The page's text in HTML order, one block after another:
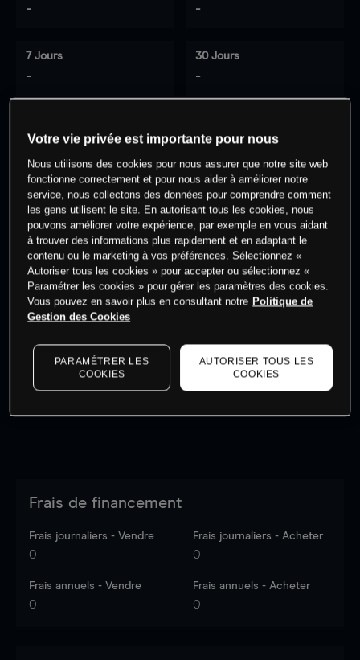
- -
7 Jours
-
30 Jours
-
0% des clients ont une position à
cet actif
Commencez à trader
Les prix sont indicatifs.
dernières données du marché.Log into see latest
market data
Frais de financement
Frais journaliers - Vendre
0
Frais journaliers - Acheter
0
Frais annuels - Vendre
0
Frais annuels - Acheter
0
Votre vie privée est importante pour nous
Nous utilisons des cookies pour nous assurer que notre site web
fonctionne correctement et pour nous aider à améliorer notre
service, nous collectons des données pour comprendre comment
les gens utilisent le site. En autorisant tous les cookies, nous
pouvons améliorer votre expérience, par exemple en vous aidant
à trouver des informations plus rapidement et en adaptant le
contenu ou le marketing à vos préférences. Sélectionnez «
Autoriser tous les cookies » pour accepter ou sélectionnez «
Paramétrer les cookies » pour gérer les paramètres des cookies.
Vous pouvez en savoir plus en consultant notre Politique de
Gestion des Cookies
PARAMÉTRER LES
COOKIES
AUTORISER TOUS LES
COOKIES